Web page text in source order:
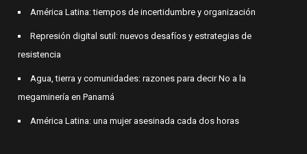
América Latina: tiempos de incertidumbre y organización
Represión digital sutil: nuevos desafíos y estrategias de
resistencia
Agua, tierra y comunidades: razones para decir No a la
megaminería en Panamá
América Latina: una mujer asesinada cada dos horas